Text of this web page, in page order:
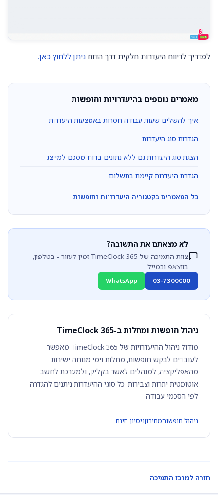
למדריך לדיווח היעדרות חלקית דרך הדוח ניתן ללחוץ כאן.
מאמרים נוספים בהיעדרויות וחופשות
איך להשלים שעות עבודה חסרות באמצעות היעדרות
הגדרות סוג היעדרות
הצגת סוג היעדרות גם ללא נתונים בדוח מסכם למייצג
הגדרת היעדרות קיימת בתשלום
כל המאמרים בקטגוריה היעדרויות וחופשות
לא מצאתם את התשובה?
צוות התמיכה של TimeClock 365 זמין לעזור - בטלפון,
בווצאפ ובמייל.
03-7300000
WhatsApp
ניהול חופשות ומחלות ב-TimeClock 365
מודול ניהול ההיעדרויות של TimeClock 365 מאפשר
לעובדים לבקש חופשות, מחלות וימי מנוחה ישירות
מהאפליקציה, למנהלים לאשר בקליק, ולמערכת לחשב
אוטומטית יתרות וצבירות. כל סוגי ההיעדרות ניתנים להגדרה
לפי הסכמי עבודה.
ניהול חופשותמחירוןניסיון חינם
חזרה למרכז התמיכה